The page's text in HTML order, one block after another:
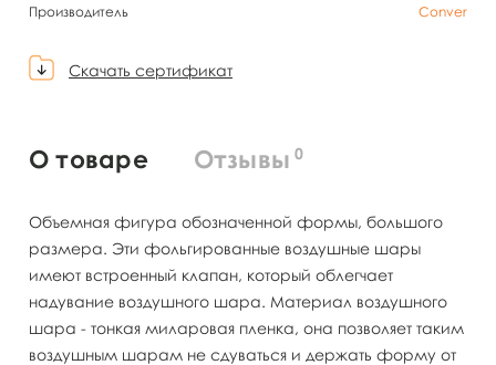
Производитель
Conver
Скачать сертификат
О товаре Отзывы 0
Объемная фигура обозначенной формы, большого
размера. Эти фольгированные воздушные шары
имеют встроенный клапан, который облегчает
надувание воздушного шара. Материал воздушного
шара - тонкая миларовая пленка, она позволяет таким
воздушным шарам не сдуваться и держать форму от